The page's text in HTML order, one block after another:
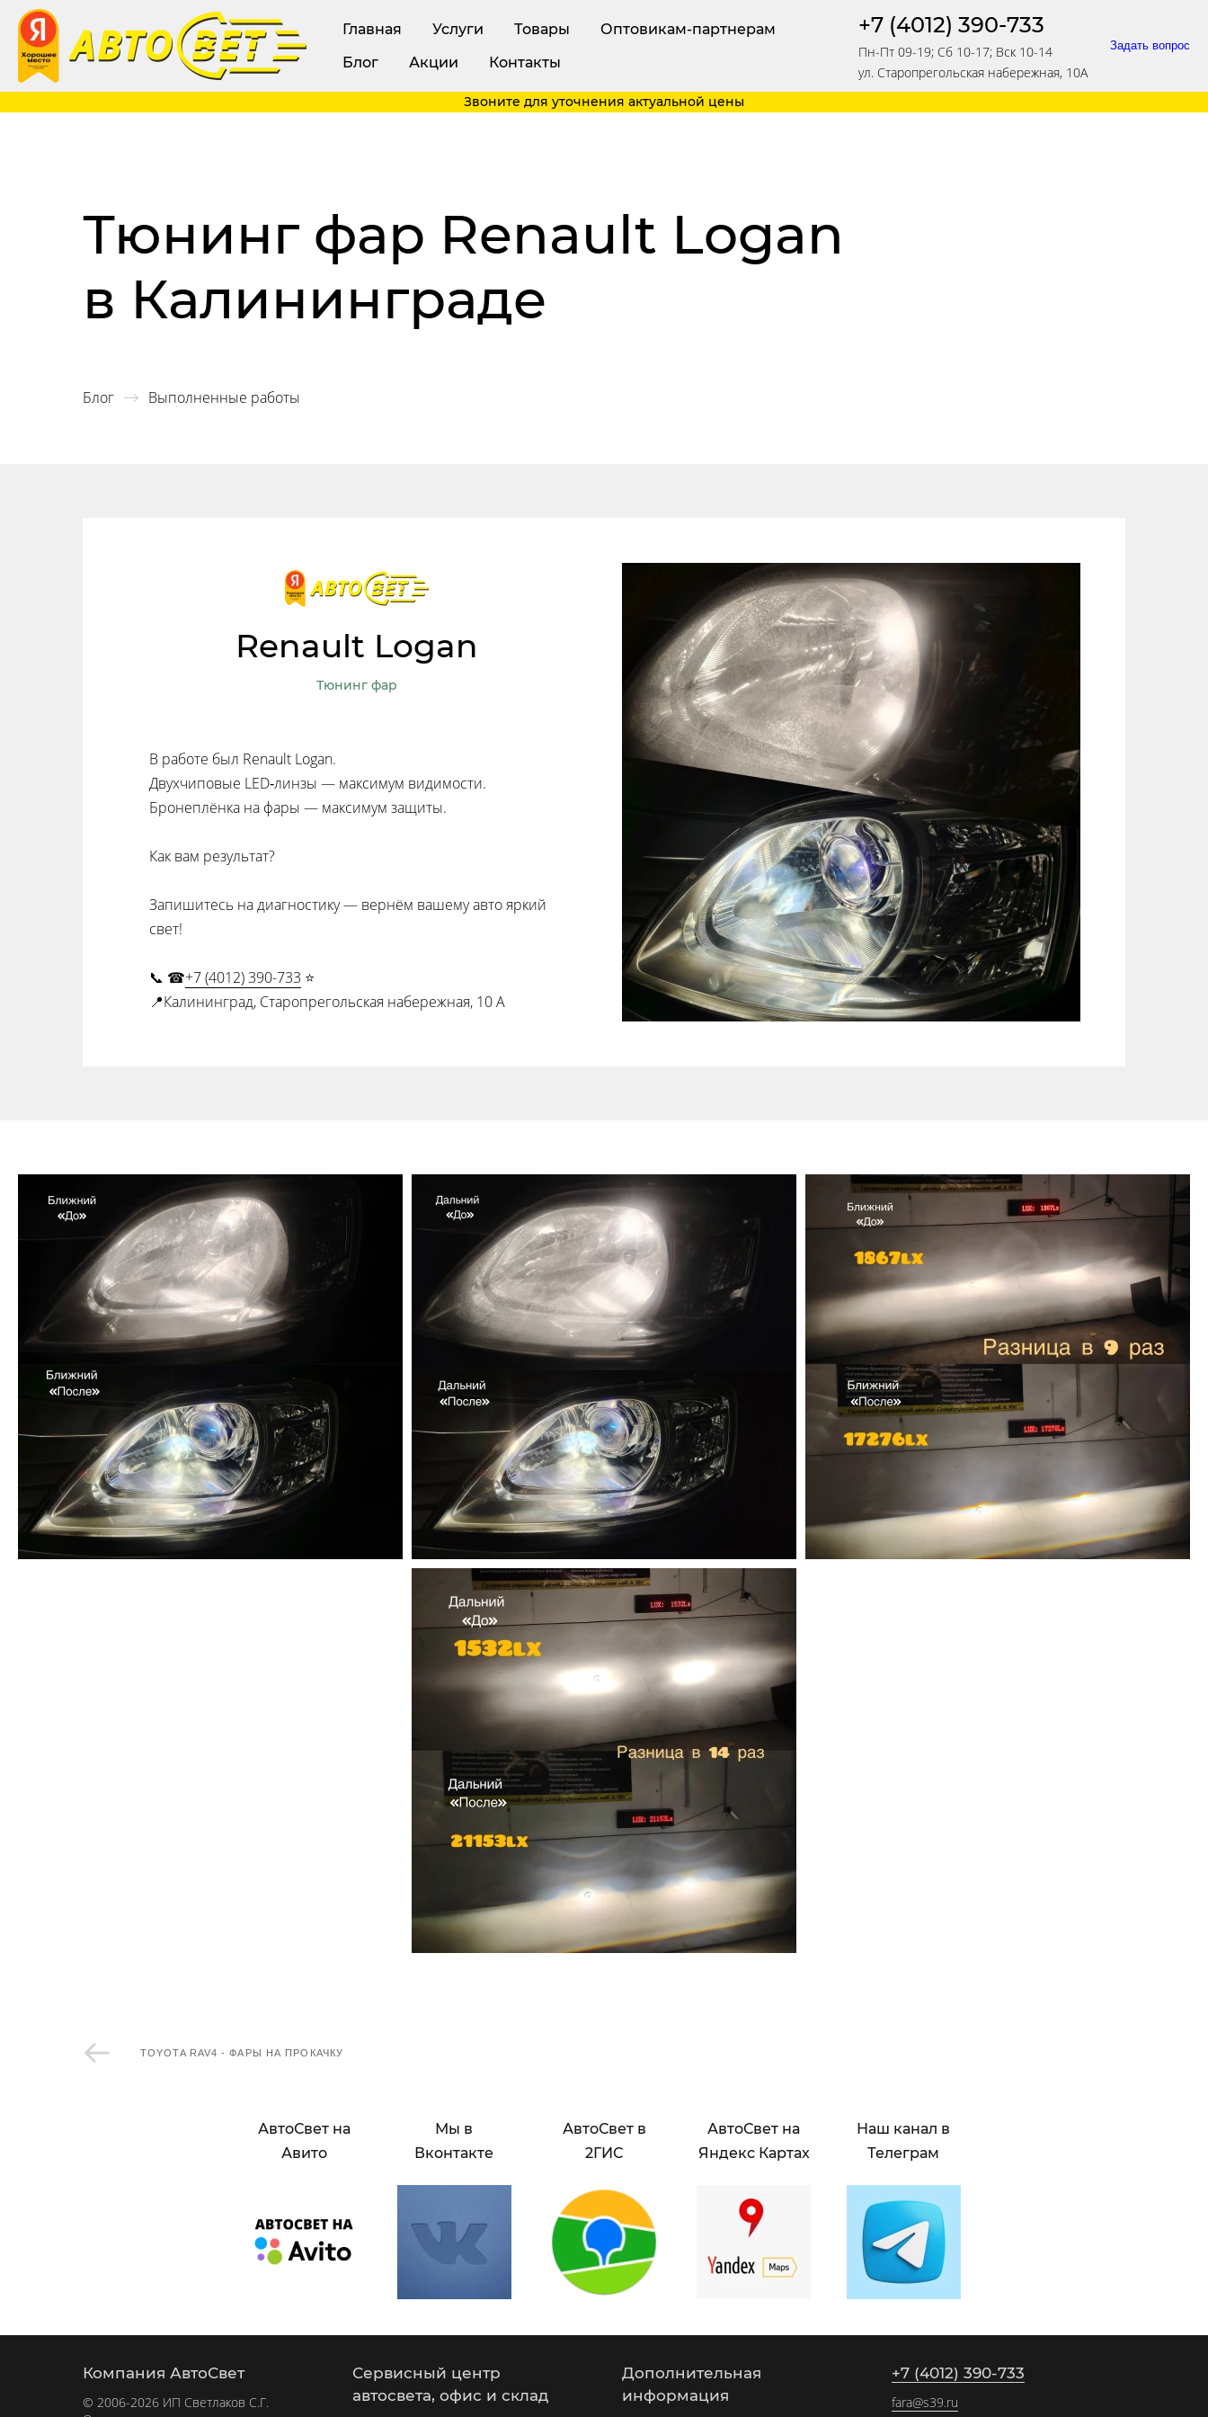
Главная Услуги Товары
Оптовикам-партнерам
Блог
Акции Контакты
+7 (4012) 390-733
Пн-Пт 09-19; Сб 10-17; Вск 10-14
ул. Старопрегольская набережная, 10А
Задать вопрос
Звоните для уточнения актуальной цены
Тюнинг фар Renault Logan
в Калининграде
Блог Выполненные работы
Renault Logan
Тюнинг фар
В работе был Renault Logan.
Двухчиповые LED‑линзы — максимум видимости.
Бронеплёнка на фары — максимум защиты.
Как вам результат?
Запишитесь на диагностику — вернём вашему авто яркий
свет!
📞 ☎+7 (4012) 390-733 ⭐
📍Калининград, Старопрегольская набережная, 10 А
TOYOTA RAV4 - ФАРЫ НА ПРОКАЧКУ
АвтоСвет на
Авито
Мы в
Вконтакте
АвтоСвет в
2ГИС
АвтоСвет на
Яндекс Картах
Наш канал в
Телеграм
Компания АвтоСвет
© 2006-2026 ИП Светлаков С.Г.
Сервисный центр
автосвета, офис и склад
Дополнительная
информация
+7 (4012) 390-733
fara@s39.ru